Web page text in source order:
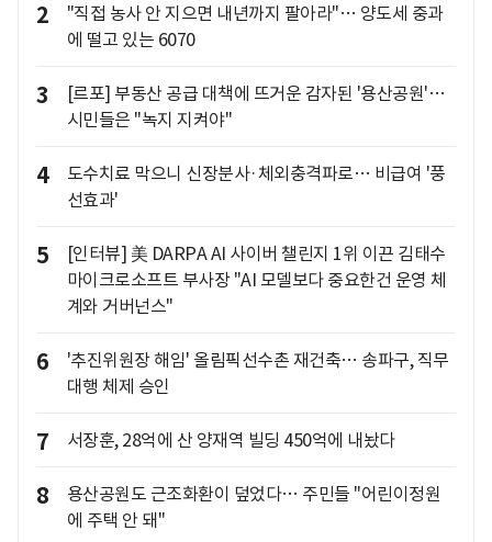
2
"직접 농사 안 지으면 내년까지 팔아라"… 양도세 중과
에 떨고 있는 6070
3
[르포] 부동산 공급 대책에 뜨거운 감자된 '용산공원'…
시민들은 "녹지 지켜야"
4
도수치료 막으니 신장분사·체외충격파로… 비급여 '풍
선효과'
5
[인터뷰] 美 DARPA AI 사이버 챌린지 1위 이끈 김태수
마이크로소프트 부사장 "AI 모델보다 중요한건 운영 체
계와 거버넌스"
6
'추진위원장 해임' 올림픽선수촌 재건축… 송파구, 직무
대행 체제 승인
7 서장훈, 28억에 산 양재역 빌딩 450억에 내놨다
8
용산공원도 근조화환이 덮었다… 주민들 "어린이정원
에 주택 안 돼"